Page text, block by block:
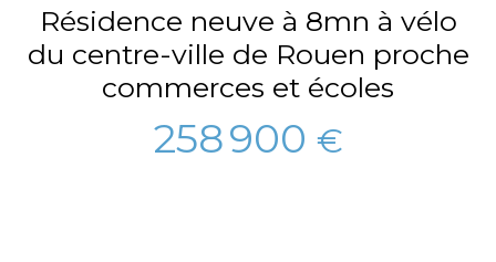
Résidence neuve à 8mn à vélo
du centre-ville de Rouen proche
commerces et écoles
258 900 €